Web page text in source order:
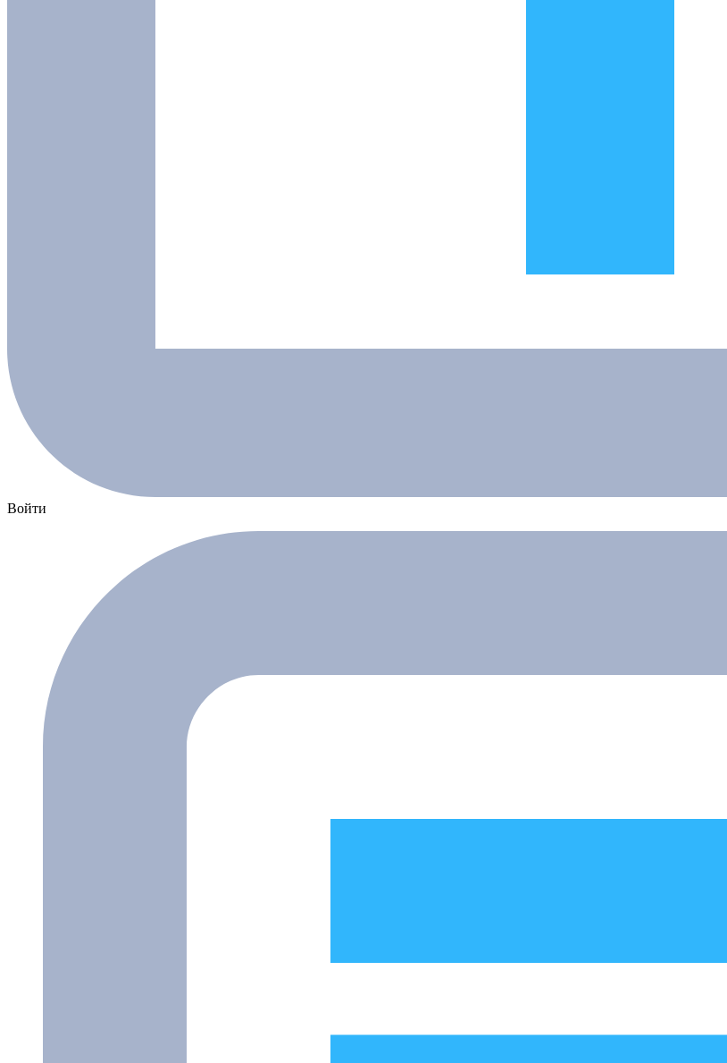
Войти